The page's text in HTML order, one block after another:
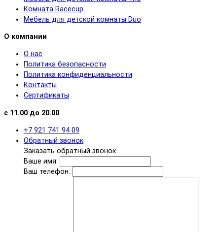
Комната Racecup
Мебель для детской комнаты Duo
О компании
О нас
Политика безопасности
Политика конфиденциальности
Контакты
Сертификаты
с 11.00 до 20.00
+7 921 741 94 09
Обратный звонок
Заказать обратный звонок
Ваше имя:
Ваш телефон: